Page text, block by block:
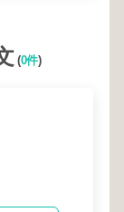
(0件)